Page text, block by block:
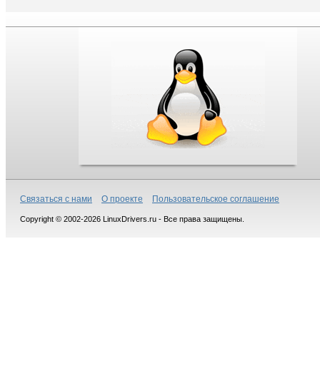
Связаться с нами О проекте Пользовательское соглашение
Copyright © 2002-2026 LinuxDrivers.ru - Все права защищены.